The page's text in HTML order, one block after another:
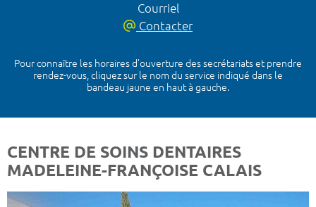
Courriel
Contacter
Pour connaître les horaires d’ouverture des secrétariats et prendre
rendez-vous, cliquez sur le nom du service indiqué dans le
bandeau jaune en haut à gauche.
CENTRE DE SOINS DENTAIRES
MADELEINE-FRANÇOISE CALAIS